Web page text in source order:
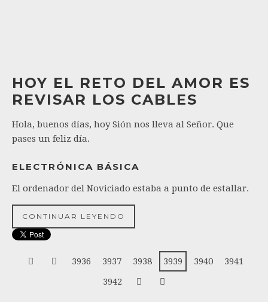
HOY EL RETO DEL AMOR ES
REVISAR LOS CABLES
Hola, buenos días, hoy Sión nos lleva al Señor. Que
pases un feliz día.
ELECTRÓNICA BÁSICA
El ordenador del Noviciado estaba a punto de estallar.
CONTINUAR LEYENDO
3936 3937 3938 3939 3940
3941
3942